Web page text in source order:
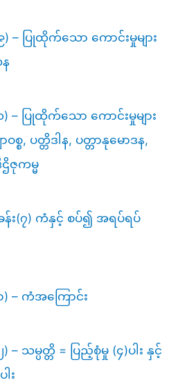
– ပြုထိုက်သော ကောင်းမှုများ
– ပြုထိုက်သော ကောင်းမှုများ
စ, ပတ္တိဒါန, ပတ္တာနုမောဒန,
ဌိဇုကမ္မ
း(၇) ကံနှင့် စပ်၍ အရပ်ရပ်
– ကံအကြောင်း
သမ္ပတ္တိ = ပြည့်စုံမှု (၄)ပါး နှင့်
း